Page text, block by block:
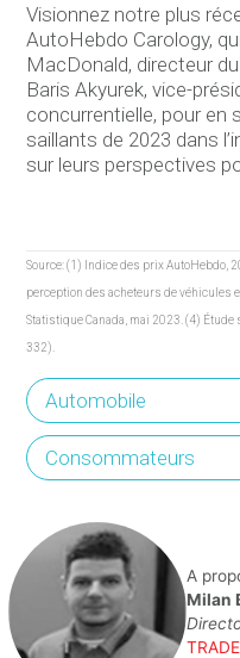
Visionnez notre plus
AutoHebdo Carology,
MacDonald, directeur
Baris Akyurek, vice-
concurrentielle, pour en
saillants de 2023 dans
sur leurs perspectives
Source: (1) Indice des prix AutoHebdo,
perception des acheteurs de véhicules
Statistique Canada, mai 2023. (4)
332).
Automobile
Consommateurs
A
Milan